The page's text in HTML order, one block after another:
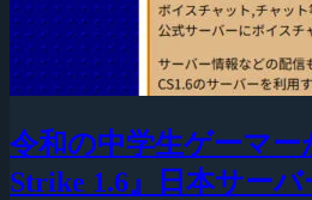
令和の中学生ゲーマー
Strike 1.6』日本サーバ